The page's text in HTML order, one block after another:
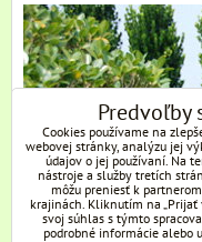
Predvoľby
Cookies používame na
webovej stránky, analýzu jej
údajov o jej používaní. Na
nástroje a služby tretích
môžu preniesť k
krajinách. Kliknutím na „Prijať
svoj súhlas s týmto
podrobné informácie alebo